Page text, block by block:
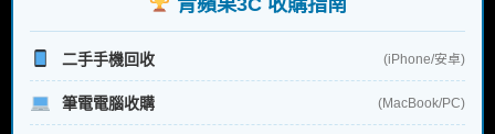
二手手機回收 (iPhone/安卓)
筆電電腦收購 (MacBook/PC)